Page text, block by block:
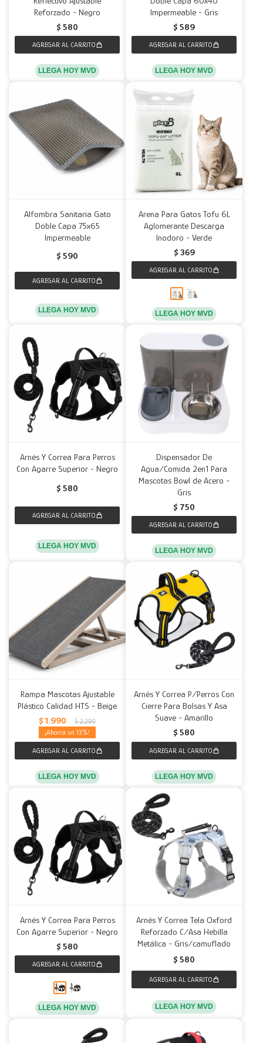
Reforzado - Negro
$ 580
LLEGA HOY MVD
Impermeable - Gris
$ 589
LLEGA HOY MVD
Alfombra Sanitaria Gato
Doble Capa 75x65
Impermeable
$ 590
LLEGA HOY MVD
Arena Para Gatos Tofu 6L
Aglomerante Descarga
Inodoro - Verde
$ 369
LLEGA HOY MVD
Arnés Y Correa Para Perros
Con Agarre Superior - Negro
$ 580
LLEGA HOY MVD
Dispensador De
Agua/Comida 2en1 Para
Mascotas Bowl de Acero -
Gris
$ 750
LLEGA HOY MVD
Rampa Mascotas Ajustable
Plástico Calidad HTS - Beige
$ 1.990 $ 2.290
13
LLEGA HOY MVD
Arnés Y Correa P/Perros Con
Cierre Para Bolsas Y Asa
Suave - Amarillo
$ 580
LLEGA HOY MVD
Arnés Y Correa Para Perros
Con Agarre Superior - Negro
$ 580
LLEGA HOY MVD
Arnés Y Correa Tela Oxford
Reforzado C/Asa Hebilla
Metálica - Gris/camuflado
$ 580
LLEGA HOY MVD
Calefactores
Acolchados y Frazadas
Fundas
Accesorios para el hogar
Herramientas
Muebles Infantiles